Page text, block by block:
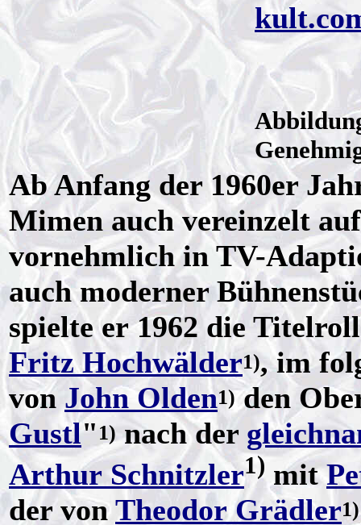
Ab Anfang der 1960er
Mimen auch vereinzelt
vornehmlich in TV-
auch moderner
spielte er 1962 die
Fritz Hochwälder1), im
von John Olden1)den
Gustl" 1)nach der
Arthur Schnitzler1) mit
der von Theodor Grädler1)